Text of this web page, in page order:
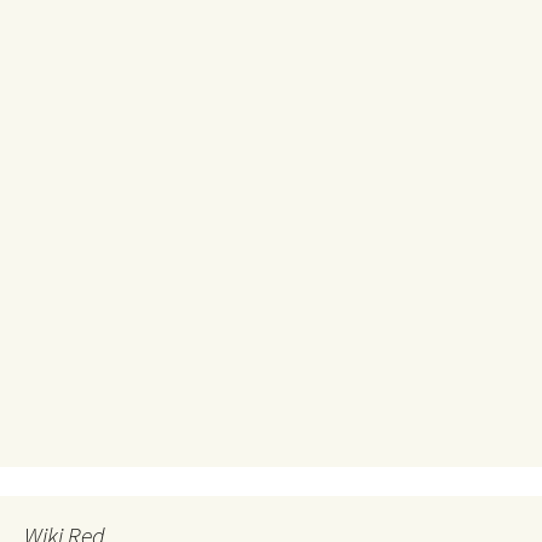
Wiki Red